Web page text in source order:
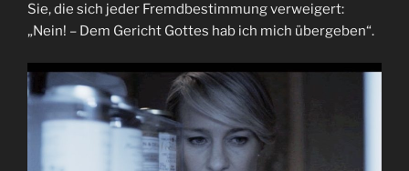
Sie, die sich jeder Fremdbestimmung verweigert:
„Nein! – Dem Gericht Gottes hab ich mich übergeben“.